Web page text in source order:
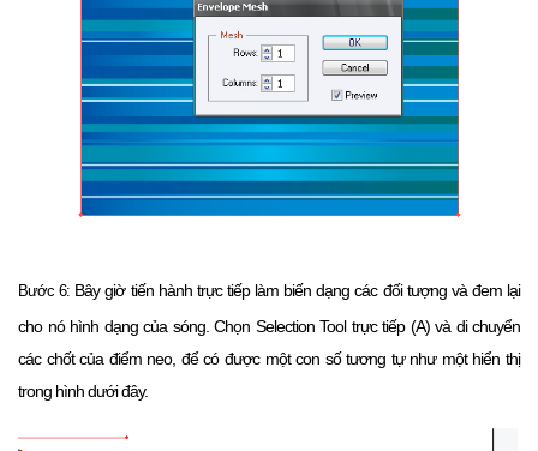
Bước 6: Bây giờ tiến hành trực tiếp làm biến dạng các đối tượng và đem lại
cho nó hình dạng của sóng. Chọn Selection Tool trực tiếp (A) và di chuyển
các chốt của điểm neo, để có được một con số tương tự như một hiển thị
trong hình dưới đây.